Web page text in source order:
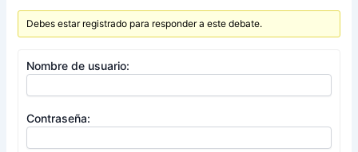
Debes estar registrado para responder a este debate.
Nombre de usuario:
Contraseña: